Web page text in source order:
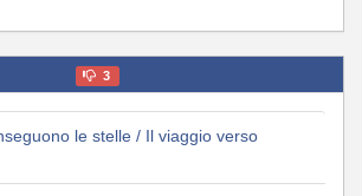
3
le stelle / Il viaggio verso